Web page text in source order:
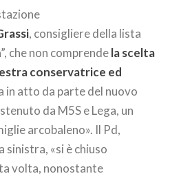
, consigliere della lista
che non comprendela scelta
conservatrice ed
in atto da parte del nuovo
da M5S e Lega, un
arcobaleno». Il Pd,
sinistra, «si è chiuso
volta, nonostante